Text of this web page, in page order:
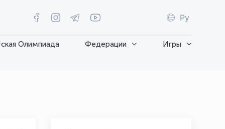
Ру
Олимпиада Федерации
Игры